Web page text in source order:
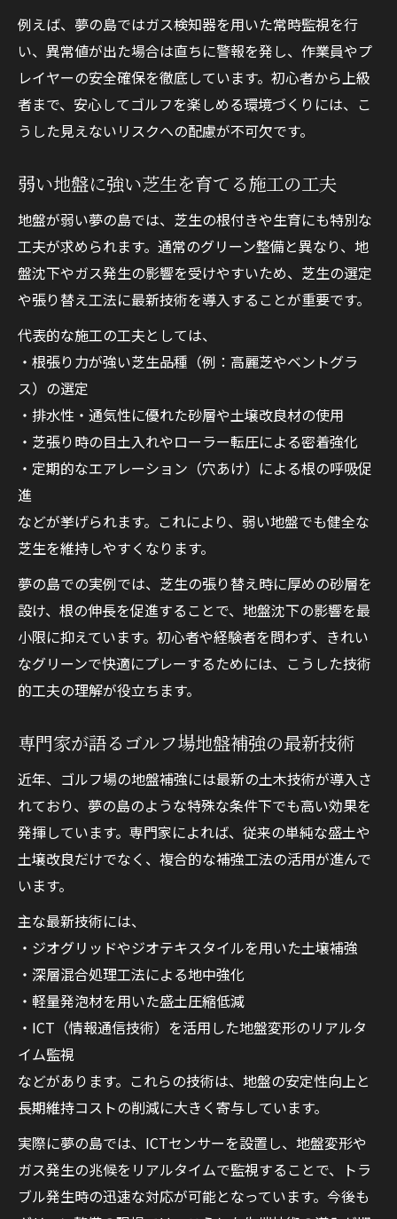
例えば、夢の島ではガス検知器を用いた常時監視を行
い、異常値が出た場合は直ちに警報を発し、作業員やプ
レイヤーの安全確保を徹底しています。初心者から上級
者まで、安心してゴルフを楽しめる環境づくりには、こ
うした見えないリスクへの配慮が不可欠です。
弱い地盤に強い芝生を育てる施工の工夫
地盤が弱い夢の島では、芝生の根付きや生育にも特別な
工夫が求められます。通常のグリーン整備と異なり、地
盤沈下やガス発生の影響を受けやすいため、芝生の選定
や張り替え工法に最新技術を導入することが重要です。
代表的な施工の工夫としては、
・根張り力が強い芝生品種（例：高麗芝やベントグラ
ス）の選定
・排水性・通気性に優れた砂層や土壌改良材の使用
・芝張り時の目土入れやローラー転圧による密着強化
・定期的なエアレーション（穴あけ）による根の呼吸促
進
などが挙げられます。これにより、弱い地盤でも健全な
芝生を維持しやすくなります。
夢の島での実例では、芝生の張り替え時に厚めの砂層を
設け、根の伸長を促進することで、地盤沈下の影響を最
小限に抑えています。初心者や経験者を問わず、きれい
なグリーンで快適にプレーするためには、こうした技術
的工夫の理解が役立ちます。
専門家が語るゴルフ場地盤補強の最新技術
近年、ゴルフ場の地盤補強には最新の土木技術が導入さ
れており、夢の島のような特殊な条件下でも高い効果を
発揮しています。専門家によれば、従来の単純な盛土や
土壌改良だけでなく、複合的な補強工法の活用が進んで
います。
主な最新技術には、
・ジオグリッドやジオテキスタイルを用いた土壌補強
・深層混合処理工法による地中強化
・軽量発泡材を用いた盛土圧縮低減
・ICT（情報通信技術）を活用した地盤変形のリアルタ
イム監視
などがあります。これらの技術は、地盤の安定性向上と
長期維持コストの削減に大きく寄与しています。
実際に夢の島では、ICTセンサーを設置し、地盤変形や
ガス発生の兆候をリアルタイムで監視することで、トラ
ブル発生時の迅速な対応が可能となっています。今後も